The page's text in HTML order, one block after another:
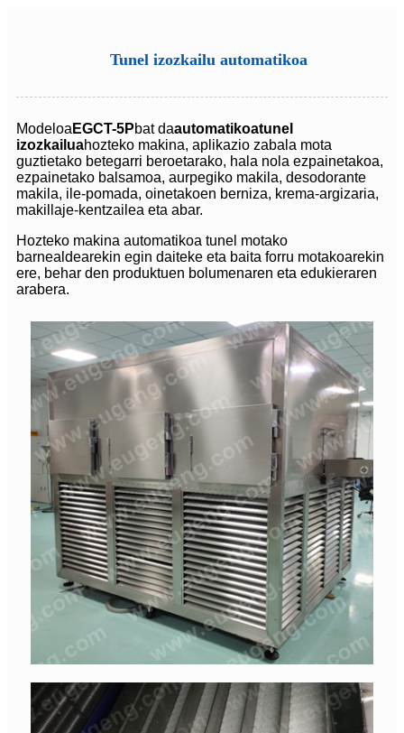
Tunel izozkailu automatikoa
Modeloa EGCT-5Pbat daautomatikoatunel
izozkailuahozteko makina, aplikazio zabala mota
guztietako betegarri beroetarako, hala nola ezpainetakoa,
ezpainetako balsamoa, aurpegiko makila, desodorante
makila, ile-pomada, oinetakoen berniza, krema-argizaria,
makillaje-kentzailea eta abar.
Hozteko makina automatikoa tunel motako
barnealdearekin egin daiteke eta baita forru motakoarekin
ere, behar den produktuen bolumenaren eta edukieraren
arabera.